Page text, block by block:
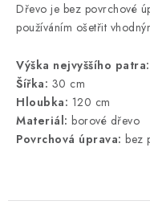
Dřevo je bez povrchové
používáním ošetřit
Výška nejvyššího patra:
Šířka: 30 cm
Hloubka: 120 cm
Materiál: borové dřevo
Povrchová úprava: bez